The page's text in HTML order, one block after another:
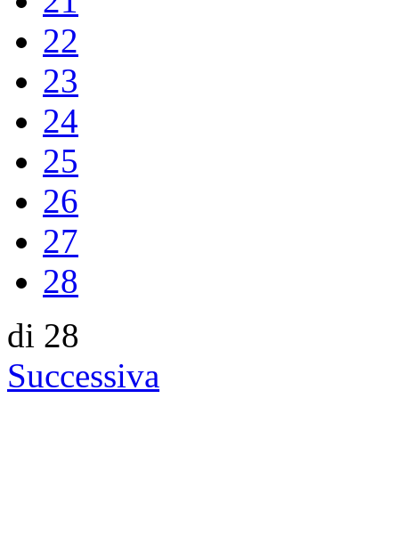
22
23
24
25
26
27
28
di 28
Successiva